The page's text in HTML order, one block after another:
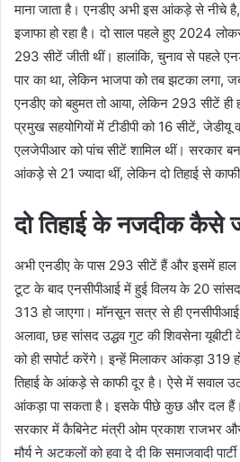
माना जाता है। एनडीए अभी इस आंकड़े से नीचे
इजाफा हो रहा है। दो साल पहले हुए 2024
293 सीटें जीती थीं। हालांकि, चुनाव से पहले
पार का था, लेकिन भाजपा को तब झटका लगा,
एनडीए को बहुमत तो आया, लेकिन 293 सीटें ही
प्रमुख सहयोगियों में टीडीपी को 16 सीटें, जेडीयू
एलजेपीआर को पांच सीटें शामिल थीं। सरकार
आंकड़े से 21 ज्यादा थीं, लेकिन दो तिहाई से
दो तिहाई के नजदीक कैसे
अभी एनडीए के पास 293 सीटें हैं और इसमें हाल
टूट के बाद एनसीपीआई में हुई विलय के 20
313 हो जाएगा। मॉनसून सत्र से ही
अलावा, छह सांसद उद्धव गुट की शिवसेना यूबीटी
को ही सपोर्ट करेंगे। इन्हें मिलाकर आंकड़ा 319
तिहाई के आंकड़े से काफी दूर है। ऐसे में सवाल
आंकड़ा पा सकता है। इसके पीछे कुछ और दल हैं।
सरकार में कैबिनेट मंत्री ओम प्रकाश राजभर और
मौर्य ने अटकलों को हवा दे दी कि समाजवादी